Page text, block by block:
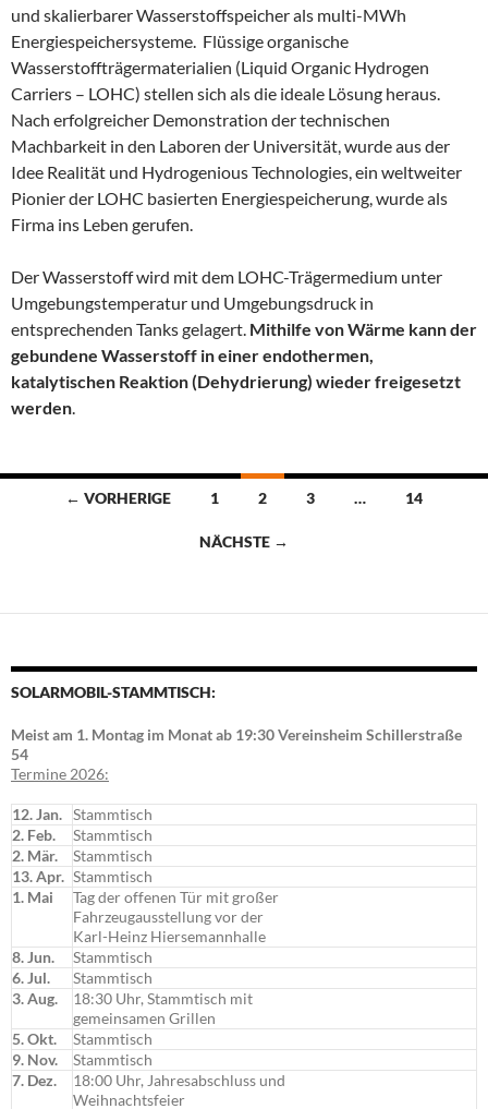
und skalierbarer Wasserstoffspeicher als multi-MWh
Energiespeichersysteme. Flüssige organische
Wasserstoffträgermaterialien (Liquid Organic Hydrogen
Carriers – LOHC) stellen sich als die ideale Lösung heraus.
Nach erfolgreicher Demonstration der technischen
Machbarkeit in den Laboren der Universität, wurde aus der
Idee Realität und Hydrogenious Technologies, ein weltweiter
Pionier der LOHC basierten Energiespeicherung, wurde als
Firma ins Leben gerufen.
Der Wasserstoff wird mit dem LOHC-Trägermedium unter
Umgebungstemperatur und Umgebungsdruck in
entsprechenden Tanks gelagert. Mithilfe von Wärme kann der
gebundene Wasserstoff in einer endothermen,
katalytischen Reaktion (Dehydrierung) wieder freigesetzt
werden.
Beitragsnavigation
← VORHERIGE 1 2 3 … 14
NÄCHSTE →
SOLARMOBIL-STAMMTISCH:
Meist am 1. Montag im Monat ab 19:30 Vereinsheim Schillerstraße
54
Termine 2026:
12. Jan. Stammtisch
2. Feb.
Stammtisch
2. Mär.
Stammtisch
13. Apr. Stammtisch
1. Mai
Tag der offenen Tür mit großer
Fahrzeugausstellung vor der
Karl-Heinz Hiersemannhalle
8. Jun.
Stammtisch
6. Jul.
Stammtisch
3. Aug.
18:30 Uhr, Stammtisch mit
gemeinsamen Grillen
5. Okt.
Stammtisch
9. Nov.
Stammtisch
7. Dez.
18:00 Uhr, Jahresabschluss und
Weihnachtsfeier